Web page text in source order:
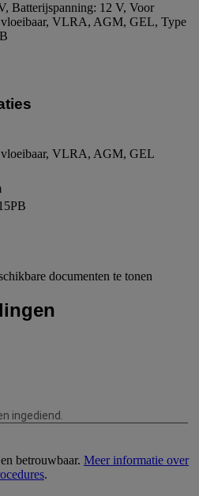
Batterijspanning: 12 V, Voor
VLRA, AGM, GEL, Type
VLRA, AGM, GEL
documenten te tonen
betrouwbaar. Meer informatie over
.